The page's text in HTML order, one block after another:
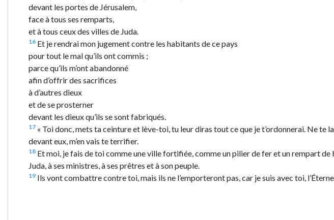
devant les portes de Jérusalem,
face à tous ses remparts,
et à tous ceux des villes de Juda.
16 Et je rendrai mon jugement contre les habitants de ce pays
pour tout le mal qu’ils ont commis ;
parce qu’ils m’ont abandonné
afin d’offrir des sacrifices
à d’autres dieux
et de se prosterner
devant les dieux qu’ils se sont fabriqués.
17 « Toi donc, mets ta ceinture et lève-toi, tu leur diras tout ce que je t’ordonnerai. Ne te
devant eux, m’en vais te terrifier.
18 Et moi, je fais de toi comme une ville fortifiée, comme un pilier de fer et un rempart
Juda, à ses ministres, à ses prêtres et à son peuple.
19 Ils vont combattre contre toi, mais ils ne l’emporteront pas, car je suis avec toi,